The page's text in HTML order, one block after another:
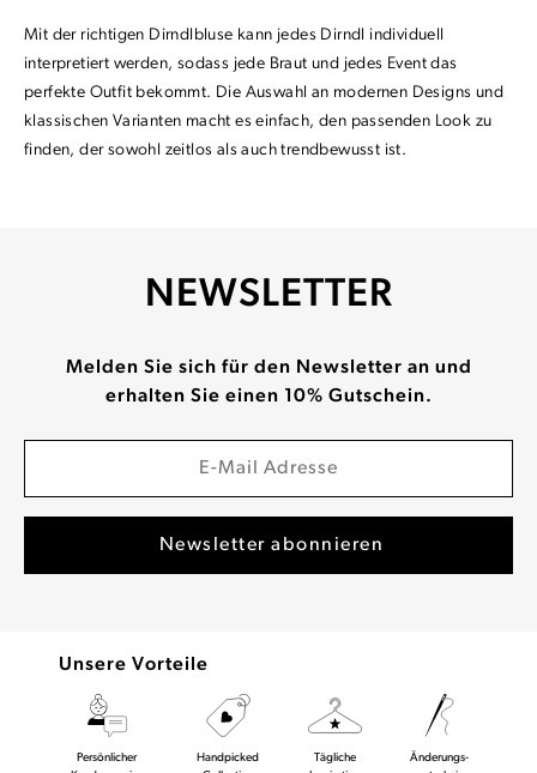
Mit der richtigen Dirndlbluse kann jedes Dirndl individuell
interpretiert werden, sodass jede Braut und jedes Event das
perfekte Outfit bekommt. Die Auswahl an modernen Designs und
klassischen Varianten macht es einfach, den passenden Look zu
finden, der sowohl zeitlos als auch trendbewusst ist.
NEWSLETTER
Melden Sie sich für den Newsletter an und
erhalten Sie einen 10% Gutschein.
Unsere Vorteile
Persönlicher
Handpicked
Tägliche
Änderungs-